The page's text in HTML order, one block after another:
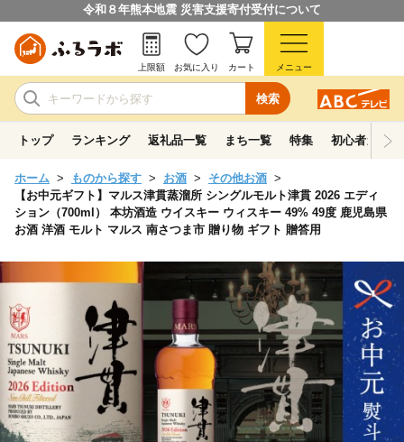
令和８年熊本地震 災害支援寄付受付について
検索
上限額 お気に入り カート メニュー
トップ ランキング 返礼品一覧 まち一覧 特集 初心者ガイド
ホーム ものから探す お酒
その他お酒
【お中元ギフト】マルス津貫蒸溜所 シングルモルト津貫 2026 エディ
ション（700ml） 本坊酒造 ウイスキー ウィスキー 49% 49度 鹿児島県
お酒 洋酒 モルト マルス 南さつま市 贈り物 ギフト 贈答用